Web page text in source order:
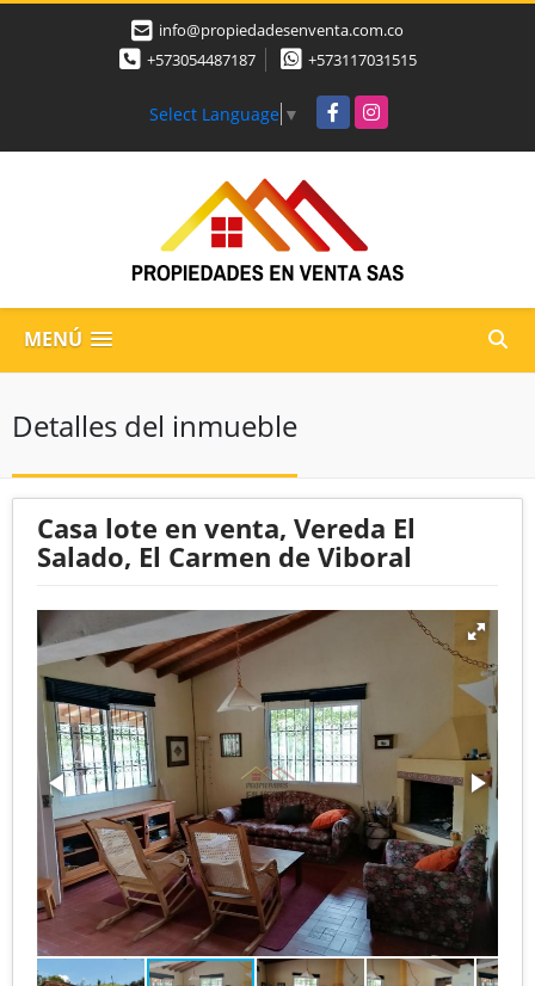
info@propiedadesenventa.com.co
+573054487187
+573117031515
Select Language ▼ FacebookInstagram
MENÚ
Detalles del inmueble
Casa lote en venta, Vereda El
Salado, El Carmen de Viboral